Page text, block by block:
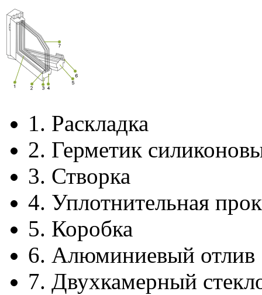
1. Раскладка
2. Герметик
3. Створка
4. Уплотнительная
5. Коробка
6. Алюминиевый отлив
7. Двухкамерный